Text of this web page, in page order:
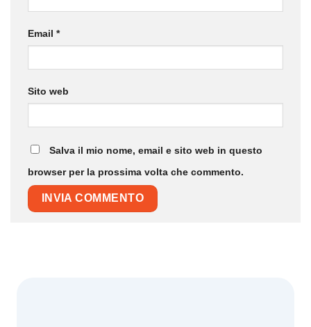
Email*
Sito web
Salva il mio nome, email e sito web in questo
browser per la prossima volta che commento.